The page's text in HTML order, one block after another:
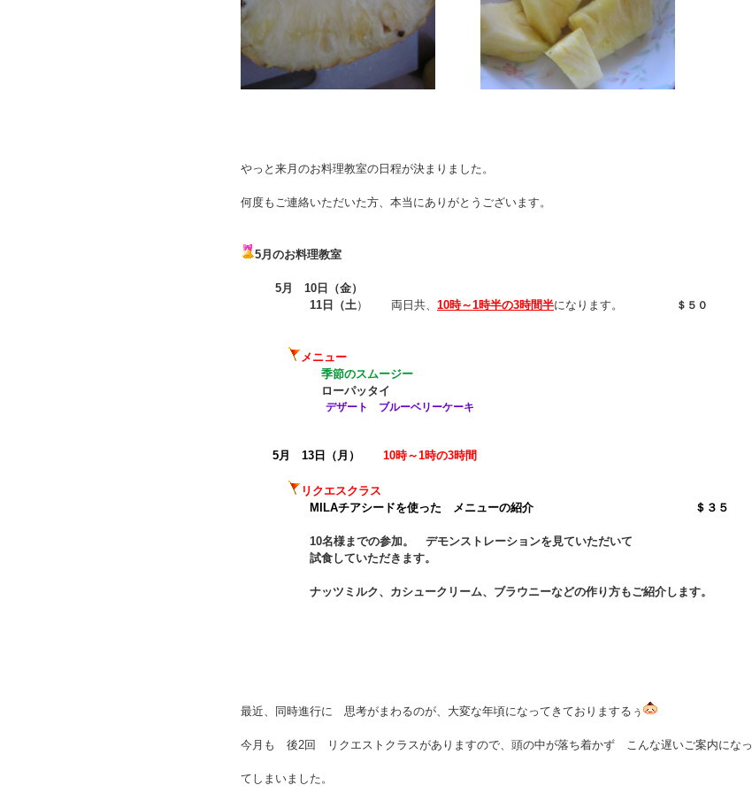
やっと来月のお料理教室の日程が決まりました。
何度もご連絡いただいた方、本当にありがとうございます。
5月のお料理教室
5月 10日（金）
11日（土） 両日共、 10時～1時半の3時間半になります。 ＄５０
メニュー
季節のスムージー
ローパッタイ
デザート ブルーベリーケーキ
5月 13日（月） 10時～1時の3時間
リクエスクラス
MILAチアシードを使った メニューの紹介 ＄３５
10名様までの参加。 デモンストレーションを見ていただいて
試食していただきます。
ナッツミルク、カシュークリーム、ブラウニーなどの作り方もご紹介します。
最近、同時進行に 思考がまわるのが、大変な年頃になってきておりまするぅ
今月も 後2回 リクエストクラスがありますので、頭の中が落ち着かず こんな遅いご案内になっ
てしまいました。